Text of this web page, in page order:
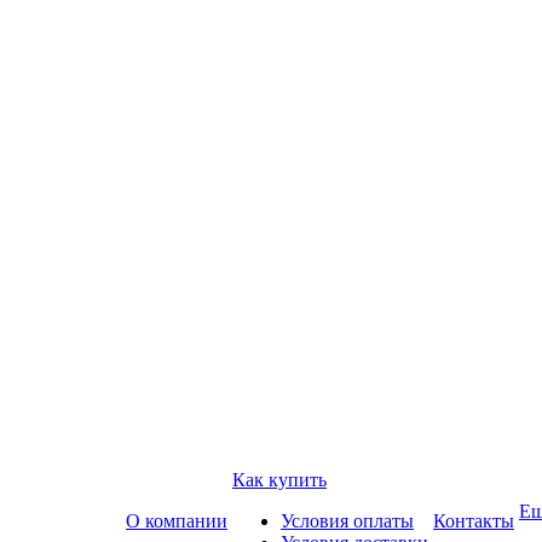
О компании
Как купить
Условия оплаты
Контакты